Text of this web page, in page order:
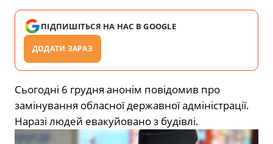
ПІДПИШІТЬСЯ НА НАС В GOOGLE
ДОДАТИ ЗАРАЗ
Сьогодні 6 грудня анонім повідомив про
замінування обласної державної адміністрації.
Наразі людей евакуйовано з будівлі.